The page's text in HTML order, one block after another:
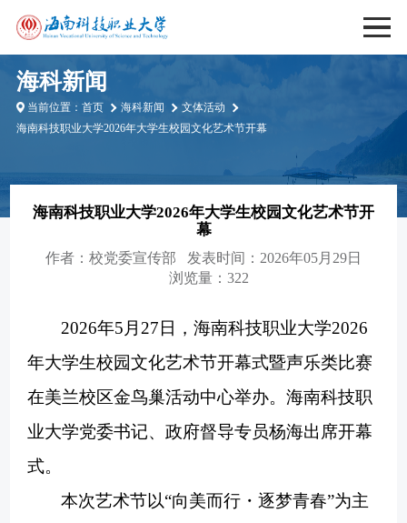
海科新闻
当前位置：首页 海科新闻
文体活动
海南科技职业大学2026年大学生校园文化艺术节开幕
海南科技职业大学2026年大学生校园文化艺术节开
幕
作者：校党委宣传部
发表时间：2026年05月29日
浏览量：322
2026年5月27日，海南科技职业大学2026
年大学生校园文化艺术节开幕式暨声乐类比赛
在美兰校区金鸟巢活动中心举办。海南科技职
业大学党委书记、政府督导专员杨海出席开幕
式。
本次艺术节以“向美而行・逐梦青春”为主